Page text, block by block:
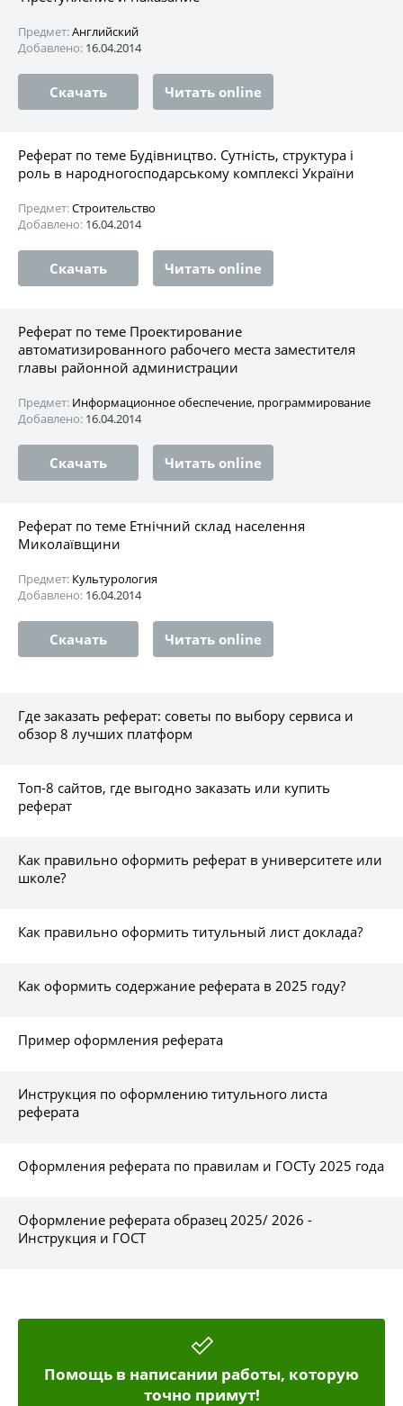
Предмет:Английский
Добавлено: 16.04.2014
Скачать Читать online
Реферат по теме Будівництво. Сутність, структура і
роль в народногосподарському комплексі України
Предмет:Строительство
Добавлено: 16.04.2014
Скачать Читать online
Реферат по теме Проектирование
автоматизированного рабочего места заместителя
главы районной администрации
Предмет: Информационное обеспечение, программирование
Добавлено: 16.04.2014
Скачать Читать online
Реферат по теме Етнічний склад населення
Миколаївщини
Предмет: Культурология
Добавлено: 16.04.2014
Скачать Читать online
Где заказать реферат: советы по выбору сервиса и
обзор 8 лучших платформ
Топ-8 сайтов, где выгодно заказать или купить
реферат
Как правильно оформить реферат в университете или
школе?
Как правильно оформить титульный лист доклада?
Как оформить содержание реферата в 2025 году?
Пример оформления реферата
Инструкция по оформлению титульного листа
реферата
Оформления реферата по правилам и ГОСТу 2025 года
Оформление реферата образец 2025/ 2026 -
Инструкция и ГОСТ
Помощь в написании работы, которую
точно примут!